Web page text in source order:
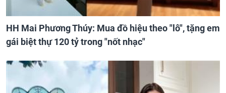
HH Mai Phương Thúy: Mua đồ hiệu theo "lô", tặng em
gái biệt thự 120 tỷ trong "nốt nhạc"